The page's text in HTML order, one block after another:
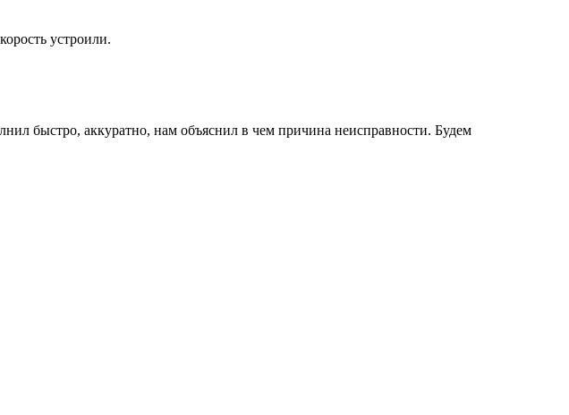
устроили.
быстро, аккуратно, нам объяснил в чем причина неисправности. Будем